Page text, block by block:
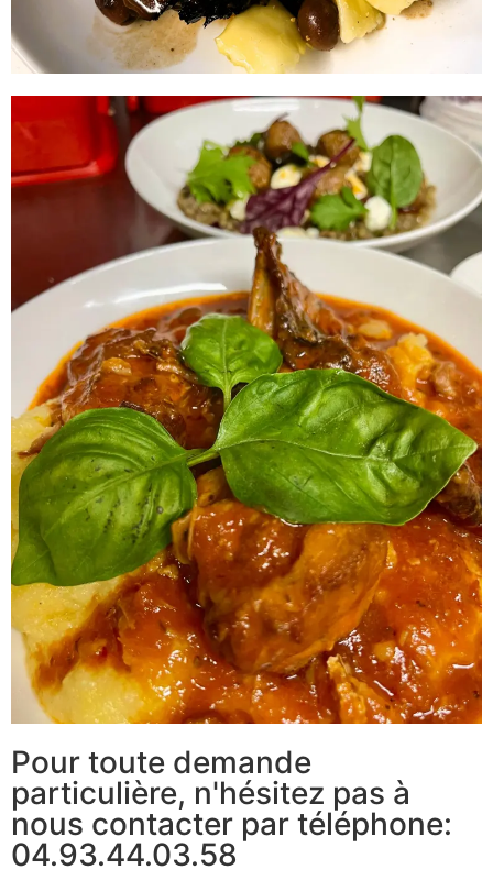
Pour toute demande
particulière, n'hésitez pas à
nous contacter par téléphone:
04.93.44.03.58